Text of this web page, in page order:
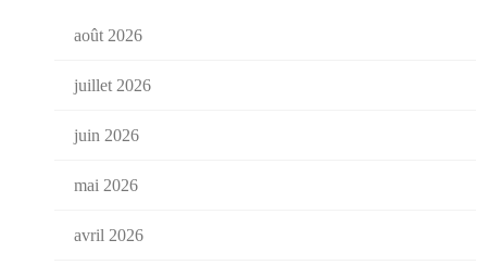
août 2026
juillet 2026
juin 2026
mai 2026
avril 2026